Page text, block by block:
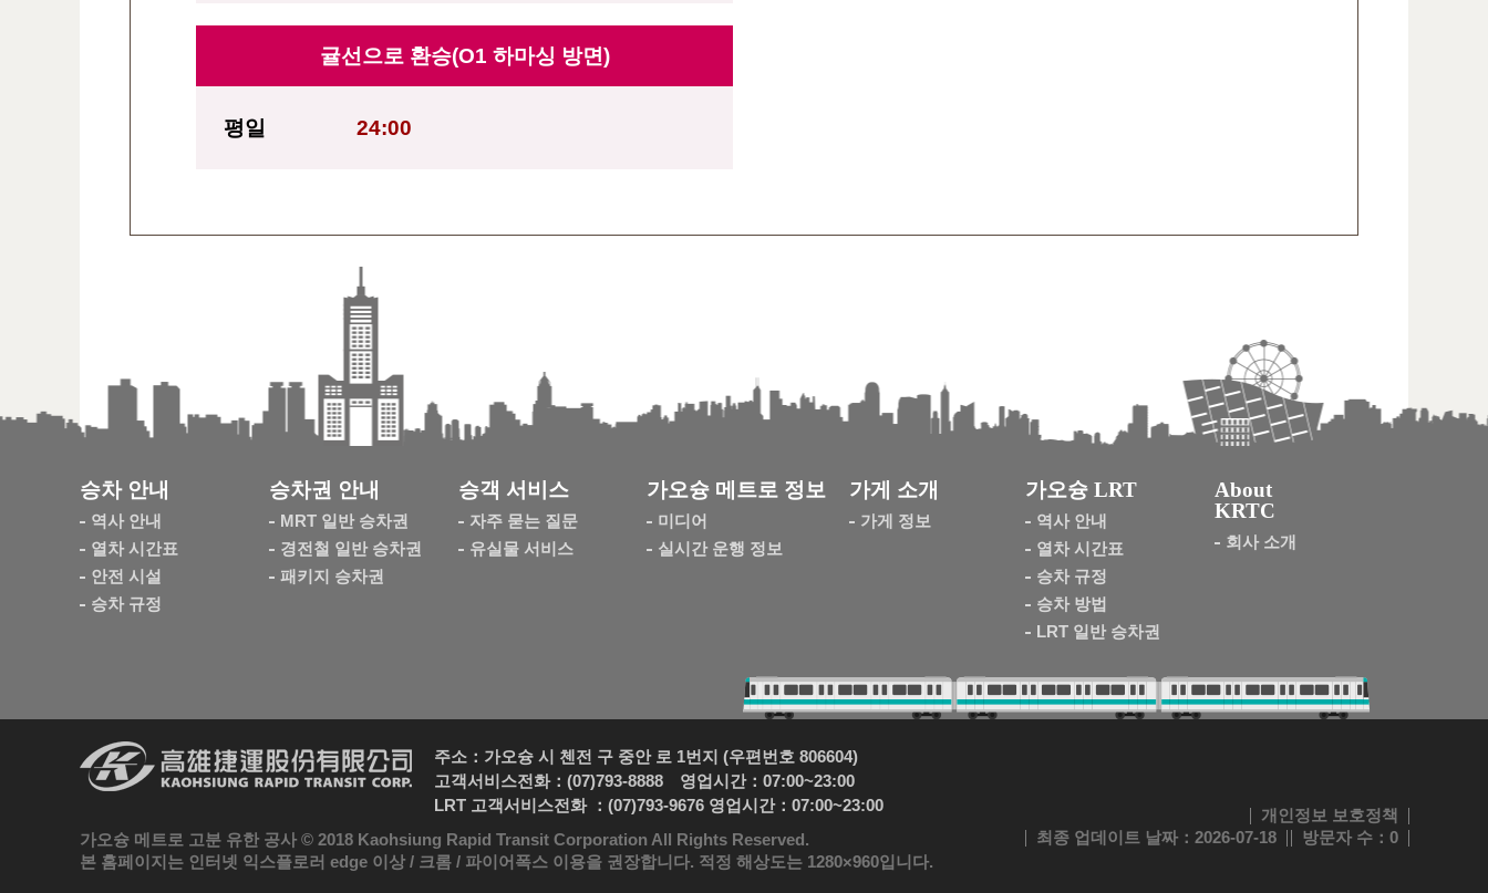
귤선으로 환승(O1 하마싱 방면)
평일 24:00
승차 안내
역사 안내
열차 시간표
안전 시설
승차 규정
승차권 안내
MRT 일반 승차권
경전철 일반 승차권
패키지 승차권
승객 서비스
자주 묻는 질문
유실물 서비스
가오슝 메트로 정보
미디어
실시간 운행 정보
가게 소개
가게 정보
가오슝 LRT
역사 안내
열차 시간표
승차 규정
승차 방법
LRT 일반 승차권
About
KRTC
회사 소개
주소：가오슝 시 첸전 구 중안 로 1번지 (우편번호 806604)
고객서비스전화：(07)793-8888 영업시간：07:00~23:00
LRT 고객서비스전화 ：(07)793-9676 영업시간：07:00~23:00
가오슝 메트로 고분 유한 공사 © 2018 Kaohsiung Rapid Transit Corporation All Rights Reserved.
본 홈페이지는 인터넷 익스플로러 edge 이상 / 크롬 / 파이어폭스 이용을 권장합니다. 적정 해상도는 1280×960입니다.
개인정보 보호정책
최종 업데이트 날짜 ：2026-07-18 방문자 수 ：0